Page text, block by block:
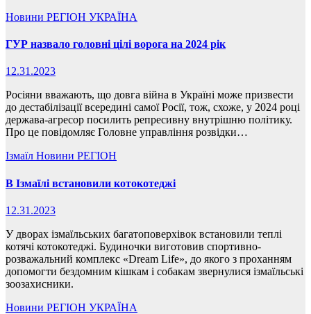
Новини РЕГІОН УКРАЇНА
ГУР назвало головні цілі ворога на 2024 рік
12.31.2023
Росіяни вважають, що довга війна в Україні може призвести
до дестабілізації всередині самої Росії, тож, схоже, у 2024 році
держава-агресор посилить репресивну внутрішню політику.
Про це повідомляє Головне управління розвідки…
Ізмаїл Новини РЕГІОН
В Ізмаїлі встановили котокотеджі
12.31.2023
У дворах ізмаїльських багатоповерхівок встановили теплі
котячі котокотеджі. Будиночки виготовив спортивно-
розважальний комплекс «Dream Life», до якого з проханням
допомогти бездомним кішкам і собакам звернулися ізмаїльські
зоозахисники.
Новини РЕГІОН УКРАЇНА